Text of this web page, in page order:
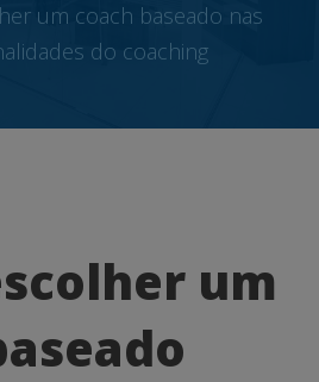
um coach baseado nas
do coaching
um